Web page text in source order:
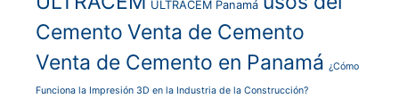
ULTRACEM Panamá
Cemento Venta de Cemento
Venta de Cemento en Panamá ¿Cómo
Funciona la Impresión 3D en la Industria de la Construcción?